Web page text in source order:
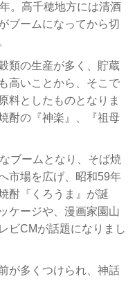
。高千穂地方には清酒
ブームになってから切
類の生産が多く、貯蔵
高いことから、そこで
料としたものとなりま
酎の『神楽』、『祖母
ブームとなり、そば焼
市場を広げ、昭和59年
酎『くろうま』が誕
ケージや、漫画家園山
ビCMが話題になりまし
が多くつけられ、神話